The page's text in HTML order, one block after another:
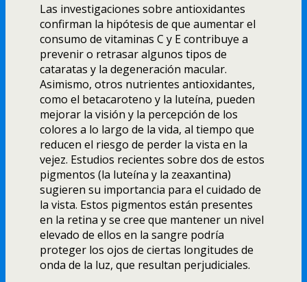
Las investigaciones sobre antioxidantes
confirman la hipótesis de que aumentar el
consumo de vitaminas C y E contribuye a
prevenir o retrasar algunos tipos de
cataratas y la degeneración macular.
Asimismo, otros nutrientes antioxidantes,
como el betacaroteno y la luteína, pueden
mejorar la visión y la percepción de los
colores a lo largo de la vida, al tiempo que
reducen el riesgo de perder la vista en la
vejez. Estudios recientes sobre dos de estos
pigmentos (la luteína y la zeaxantina)
sugieren su importancia para el cuidado de
la vista. Estos pigmentos están presentes
en la retina y se cree que mantener un nivel
elevado de ellos en la sangre podría
proteger los ojos de ciertas longitudes de
onda de la luz, que resultan perjudiciales.